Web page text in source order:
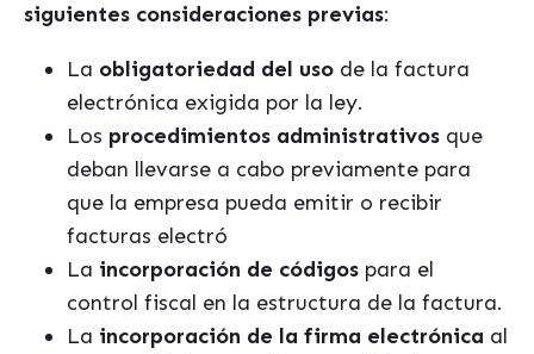
siguientes consideraciones previas:
La obligatoriedad del uso de la factura
electrónica exigida por la ley.
Los procedimientos administrativos que
deban llevarse a cabo previamente para
que la empresa pueda emitir o recibir
facturas electró
La incorporación de códigos para el
control fiscal en la estructura de la factura.
La incorporación de la firma electrónica al